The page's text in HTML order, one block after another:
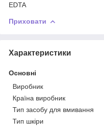
EDTA
Приховати
Характеристики
Основні
Виробник
Країна виробник
Тип засобу для вмивання
Тип шкіри